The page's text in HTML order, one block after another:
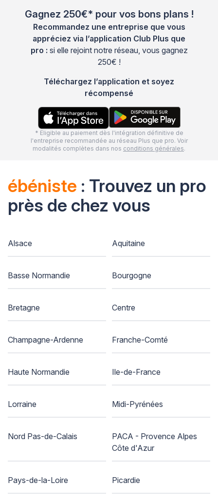
Gagnez 250€* pour vos bons plans !
Recommandez une entreprise que vous
appréciez via l’application Club Plus que
pro : si elle rejoint notre réseau, vous gagnez
250€ !
Téléchargez l’application et soyez
récompensé
* Eligible au paiement dès l'intégration définitive de
l'entreprise recommandée au réseau Plus que pro. Voir
modalités complètes dans nos conditions générales.
ébéniste : Trouvez un pro
près de chez vous
Alsace Aquitaine
Basse Normandie Bourgogne
Bretagne Centre
Champagne-Ardenne Franche-Comté
Haute Normandie Ile-de-France
Lorraine Midi-Pyrénées
Nord Pas-de-Calais
PACA - Provence Alpes
Côte d'Azur
Pays-de-la-Loire Picardie